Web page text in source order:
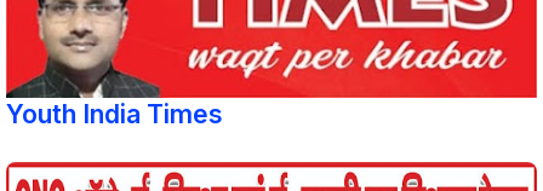
Youth India Times